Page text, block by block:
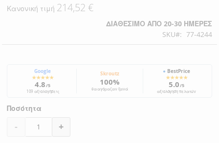
Κανονική τιμή 214,52 €
ΔΙΑΘΈΣΙΜΟ ΑΠΌ 20-30 ΗΜΈΡΕΣ
SKU
77-4244
Google
★★★★★
4.8/5
109 αξιολογήσεις
Skroutz
100%
θα αγόραζαν ξανά
● BestPrice
★★★★★
5.0/5
αξιολόγηση πελατών
Ποσότητα
- +